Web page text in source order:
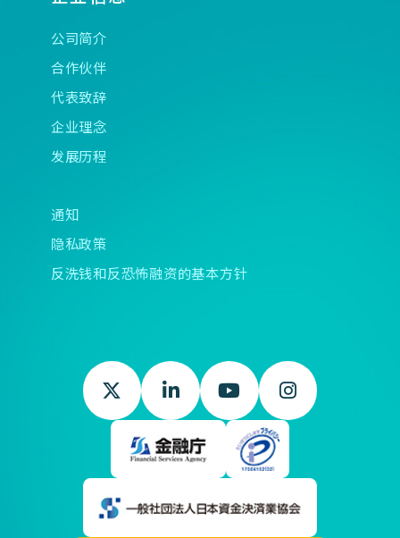
公司简介
合作伙伴
代表致辞
企业理念
发展历程
通知
隐私政策
反洗钱和反恐怖融资的基本方针